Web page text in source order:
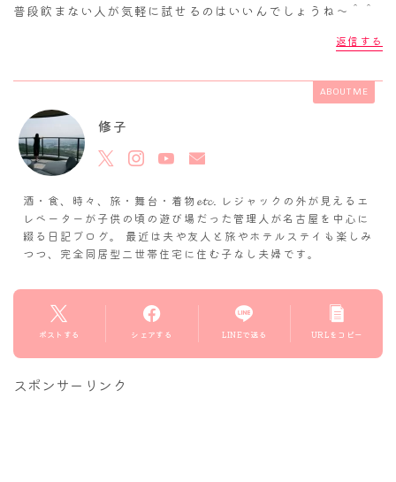
普段飲まない人が気軽に試せるのはいいんでしょうね～＾＾
返信する
ABOUT ME
修子
酒・食、時々、旅・舞台・着物𝓮𝓽𝓬. レジャックの外が見えるエ
レベーターが子供の頃の遊び場だった管理人が名古屋を中心に
綴る日記ブログ。 最近は夫や友人と旅やホテルステイも楽しみ
つつ、完全同居型二世帯住宅に住む子なし夫婦です。
ポストする シェアする LINEで送る URLをコピー
スポンサーリンク